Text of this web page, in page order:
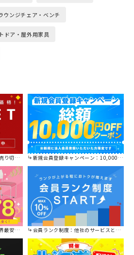
ウンジチェア・ベンチ
ドア・屋外用家具
価格！ 新規会員登録キャンペーン：10,000円OFFクーポン進呈中！
挑戦！ 会員ランク制度：他社のサービスと比較してください。